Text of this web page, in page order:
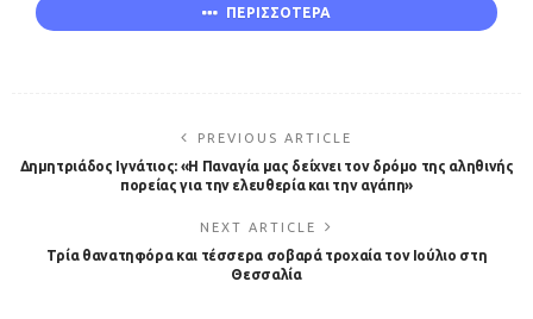
ΠΕΡΙΣΣΟΤΕΡΑ
PREVIOUS ARTICLE
Δημητριάδος Ιγνάτιος: «Η Παναγία μας δείχνει τον δρόμο της αληθινής
πορείας για την ελευθερία και την αγάπη»
NEXT ARTICLE
Tρία θανατηφόρα και τέσσερα σοβαρά τροχαία τον Ιούλιο στη
Θεσσαλία